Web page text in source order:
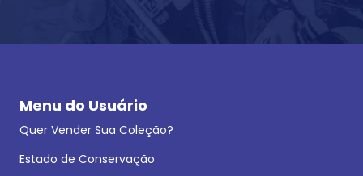
Menu do Usuário
Quer Vender Sua Coleção?
Estado de Conservação